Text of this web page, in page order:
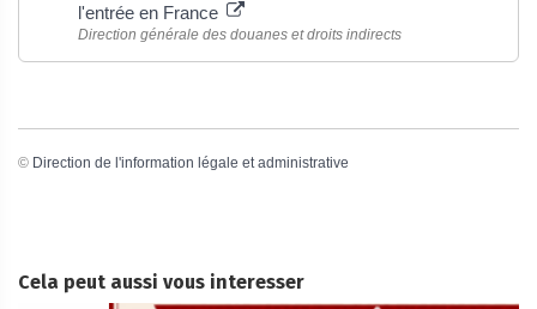
l'entrée en France
Direction générale des douanes et droits indirects
© Direction de l'information légale et administrative
Cela peut aussi vous interesser